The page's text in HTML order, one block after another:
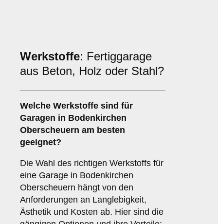
Werkstoffe: Fertiggarage
aus Beton, Holz oder Stahl?
Welche Werkstoffe sind für
Garagen in Bodenkirchen
Oberscheuern am besten
geeignet?
Die Wahl des richtigen Werkstoffs für
eine Garage in Bodenkirchen
Oberscheuern hängt von den
Anforderungen an Langlebigkeit,
Ästhetik und Kosten ab. Hier sind die